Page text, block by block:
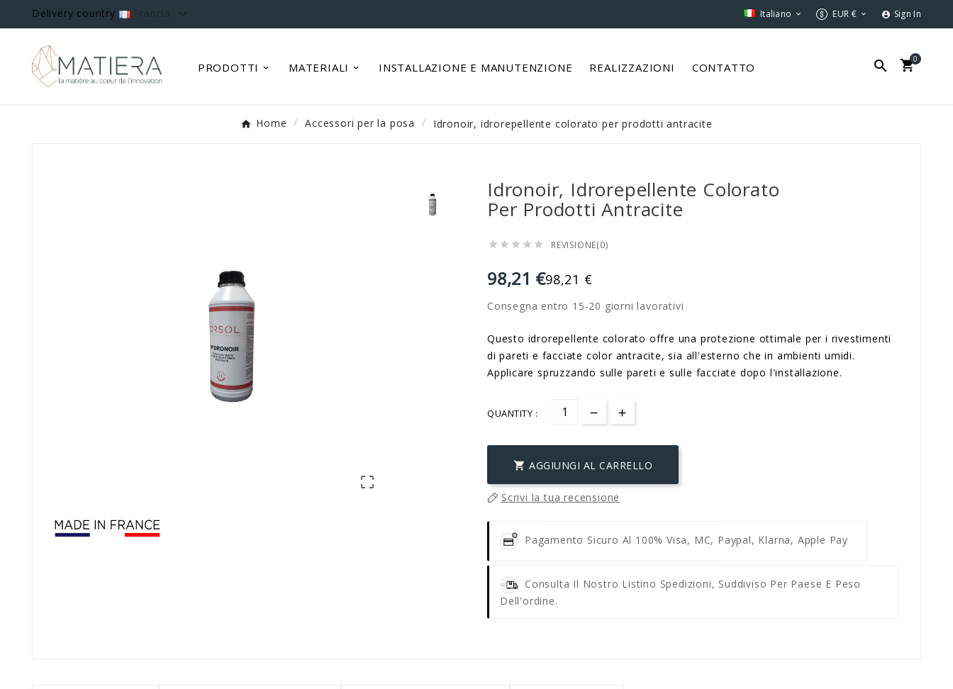
Delivery country Francia  Italiano  EUR €   Sign In
PRODOTTI MATERIALI INSTALLAZIONE E MANUTENZIONE REALIZZAZIONI CONTATTO  0
Home Accessori per la posa Idronoir, idrorepellente colorato per prodotti antracite

Idronoir, Idrorepellente Colorato
Per Prodotti Antracite
     REVISIONE(0)
98,21 €98,21 €
Consegna entro 15-20 giorni lavorativi
Questo idrorepellente colorato offre una protezione ottimale per i rivestimenti
di pareti e facciate color antracite, sia all'esterno che in ambienti umidi.
Applicare spruzzando sulle pareti e sulle facciate dopo l'installazione.
QUANTITY :
 AGGIUNGI AL CARRELLO
Scrivi la tua recensione
Pagamento Sicuro Al 100%Visa, MC, Paypal, Klarna, Apple Pay
Consulta Il Nostro Listino Spedizioni, Suddiviso Per Paese E Peso
Dell'ordine.